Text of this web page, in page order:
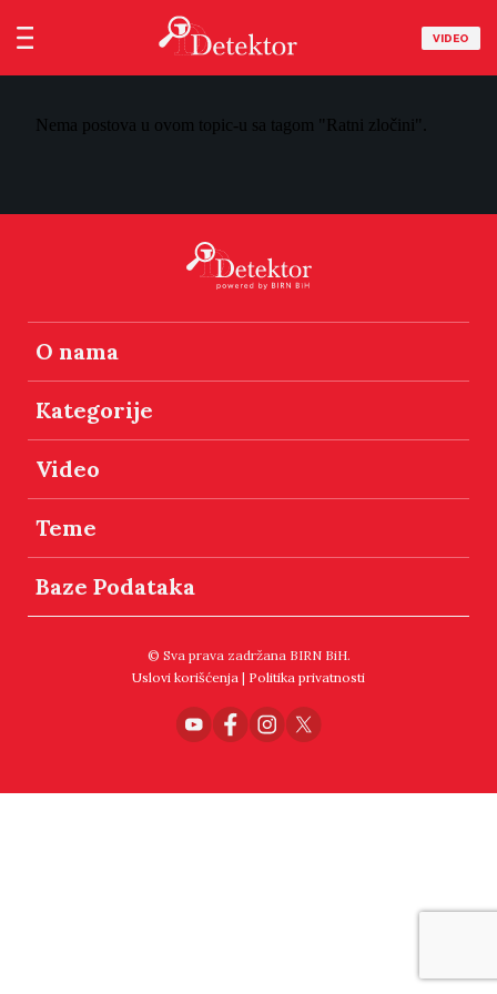
VIDEO
Nema postova u ovom topic-u sa tagom "Ratni zločini".
O nama
Kategorije
Video
Teme
Baze Podataka
© Sva prava zadržana BIRN BiH.
Uslovi korišćenja | Politika privatnosti